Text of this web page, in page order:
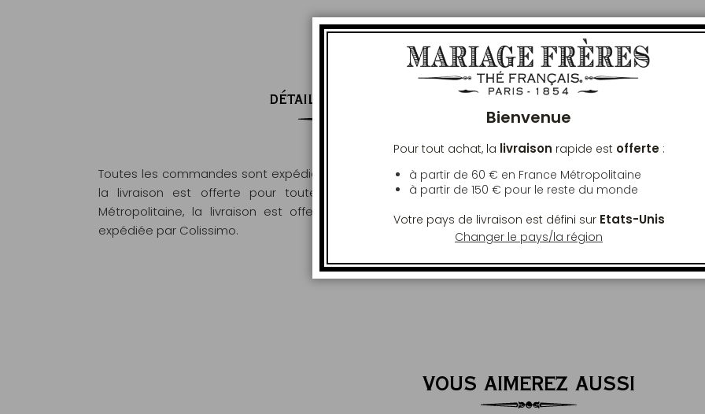
DÉTAILS DE LIVRAISON
Toutes les commandes sont expédiées sous 48h ouvrées. En France Métropolitaine,
la livraison est offerte pour toute commande de plus de 60€. Hors France
Métropolitaine, la livraison est offerte pour toute commande de plus de 150€,
expédiée par Colissimo.
VOUS AIMEREZ AUSSI
Bienvenue
Pour tout achat, la livraison rapide est offerte:
à partir de 60 € en France Métropolitaine
à partir de 150 € pour le reste du monde
Votre pays de livraison est défini sur Etats-Unis
Changer le pays/la région